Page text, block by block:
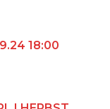
18:00